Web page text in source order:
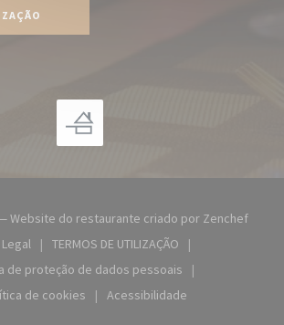
— Website do restaurante criado por Zenchef((abre
((abre numa nova janela))
TERMOS DE UTILIZAÇÃO
((abre numa nova janela))
de proteção de dados pessoais
((abre numa nova janela))
de cookies
((abre numa nova janela))
Acessibilidade